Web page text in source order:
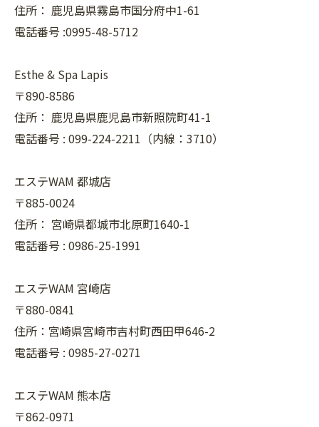
住所： 鹿児島県霧島市国分府中1-61
電話番号 :0995-48-5712
Esthe & Spa Lapis
〒890-8586
住所： 鹿児島県鹿児島市新照院町41-1
電話番号 : 099-224-2211（内線：3710）
エステWAM 都城店
〒885-0024
住所： 宮崎県都城市北原町1640-1
電話番号 : 0986-25-1991
エステWAM 宮崎店
〒880-0841
住所：宮崎県宮崎市吉村町西田甲646-2
電話番号 : 0985-27-0271
エステWAM 熊本店
〒862-0971